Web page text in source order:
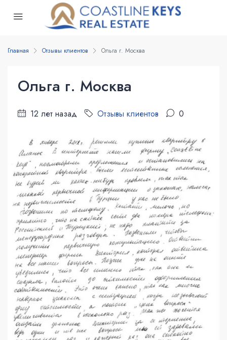
Главная Отзывы клиентов Ольга г. Москва
Ольга г. Москва
12 лет назад Отзывы клиентов 0